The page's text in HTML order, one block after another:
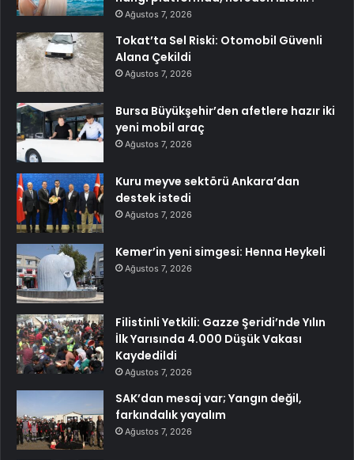
Ağustos 7, 2026
Tokat’ta Sel Riski: Otomobil Güvenli
Alana Çekildi
Ağustos 7, 2026
Bursa Büyükşehir’den afetlere hazır iki
yeni mobil araç
Ağustos 7, 2026
Kuru meyve sektörü Ankara’dan
destek istedi
Ağustos 7, 2026
Kemer’in yeni simgesi: Henna Heykeli
Ağustos 7, 2026
Filistinli Yetkili: Gazze Şeridi’nde Yılın
İlk Yarısında 4.000 Düşük Vakası
Kaydedildi
Ağustos 7, 2026
SAK’dan mesaj var; Yangın değil,
farkındalık yayalım
Ağustos 7, 2026